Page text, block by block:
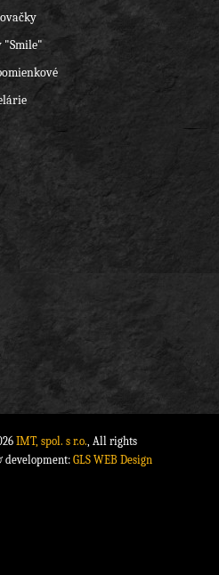
"Smile"
IMT, spol. s r.o., All rights
development: GLS WEB Design